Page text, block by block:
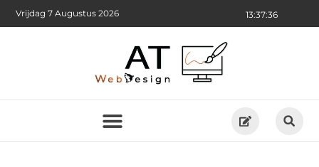
13:37:37
Vrijdag 7 Augustus 2026